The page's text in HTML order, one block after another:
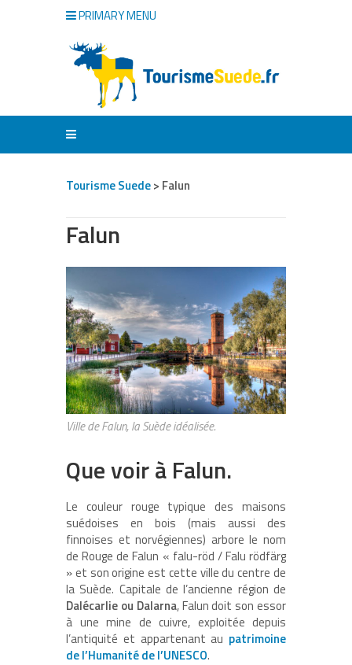
PRIMARY MENU
Tourisme Suede> Falun
Falun
Ville de Falun, la Suède idéalisée.
Que voir à Falun.
Le couleur rouge typique des maisons
suédoises en bois (mais aussi des
finnoises et norvégiennes) arbore le nom
de Rouge de Falun « falu-röd / Falu rödfärg
» et son origine est cette ville du centre de
la Suède. Capitale de l’ancienne région de
Dalécarlie ou Dalarna, Falun doit son essor
à une mine de cuivre, exploitée depuis
l’antiquité et appartenant au patrimoine
de l’Humanité de l’UNESCO.